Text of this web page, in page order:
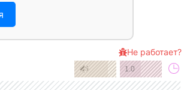
1.0
Не работает?